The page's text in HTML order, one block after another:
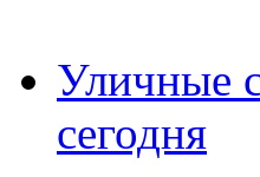
Уличные
сегодня